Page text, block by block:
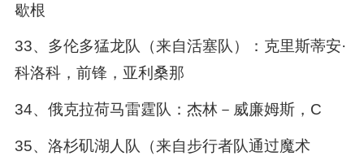
歇根
33、多伦多猛龙队（来自活塞队）：克里斯蒂安·
科洛科，前锋，亚利桑那
34、俄克拉荷马雷霆队：杰林－威廉姆斯，C
35、洛杉矶湖人队（来自步行者队通过魔术